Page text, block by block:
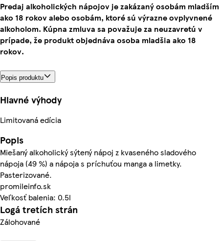
Predaj alkoholických nápojov je zakázaný osobám mladším
ako 18 rokov alebo osobám, ktoré sú výrazne ovplyvnené
alkoholom. Kúpna zmluva sa považuje za neuzavretú v
prípade, že produkt objednáva osoba mladšia ako 18
rokov.
Popis produktu
Hlavné výhody
Limitovaná edícia
Popis
Miešaný alkoholický sýtený nápoj z kvaseného sladového
nápoja (49 %) a nápoja s príchuťou manga a limetky.
Pasterizované.
promileinfo.sk
Veľkosť balenia: 0.5l
Logá tretích strán
Zálohované